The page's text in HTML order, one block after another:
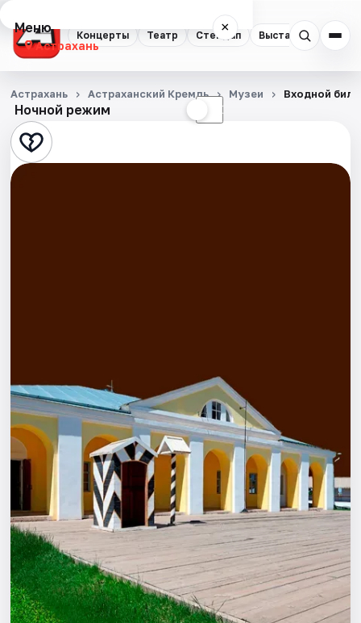
Концерты Театр Стендап Выставки
Меню ×
Астрахань
Концерты
Театр
Стендап
Города
Площадки
Артисты
Рейтинги
Ночной режим ☾
Астрахань Астраханский Кремль Музеи Входной